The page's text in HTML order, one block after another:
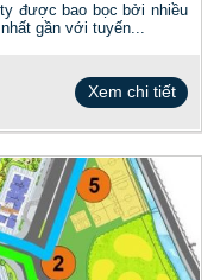
được bao bọc bởi nhiều
gần với tuyến...
Xem chi tiết